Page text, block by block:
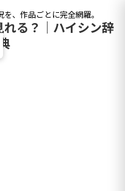
、作品ごとに完全網羅。
る？｜ハイシン辞
典